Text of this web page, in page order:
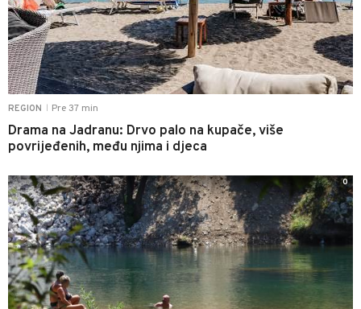
REGION Pre 37 min
Drama na Jadranu: Drvo palo na kupače, više
povrijeđenih, među njima i djeca
0